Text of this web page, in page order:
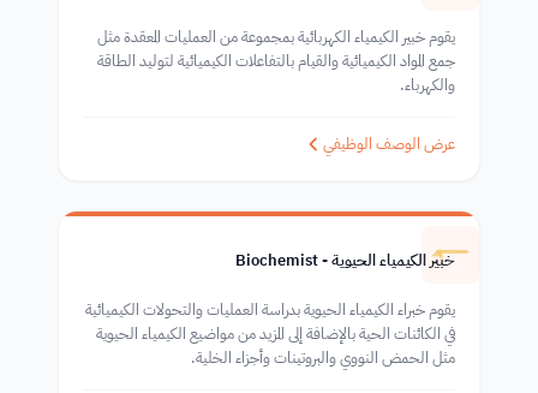
يقوم خبير الكيمياء الكهربائية بمجموعة من العمليات المعقدة مثل
جمع المواد الكيميائية والقيام بالتفاعلات الكيميائية لتوليد الطاقة
والكهرباء.
عرض الوصف الوظيفي
خبير الكيمياء الحيوية - Biochemist
يقوم خبراء الكيمياء الحيوية بدراسة العمليات والتحولات الكيميائية
في الكائنات الحية بالإضافة إلى المزيد من مواضيع الكيمياء الحيوية
مثل الحمض النووي والبروتينات وأجزاء الخلية.